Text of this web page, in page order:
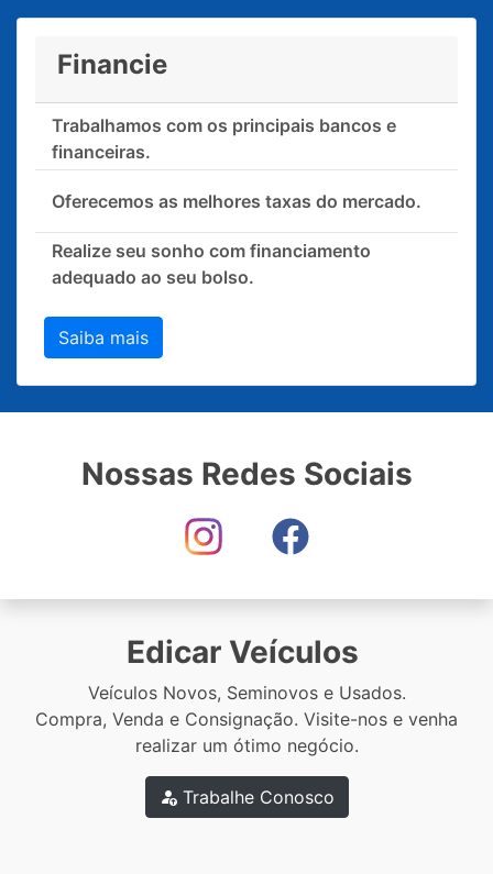
Financie
Trabalhamos com os principais bancos e
financeiras.
Oferecemos as melhores taxas do mercado.
Realize seu sonho com financiamento
adequado ao seu bolso.
Saiba mais
Nossas Redes Sociais
Edicar Veículos
Veículos Novos, Seminovos e Usados.
Compra, Venda e Consignação. Visite-nos e venha
realizar um ótimo negócio.
Trabalhe Conosco